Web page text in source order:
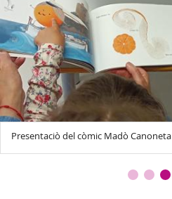
Presentaciò del còmic Madò Canoneta